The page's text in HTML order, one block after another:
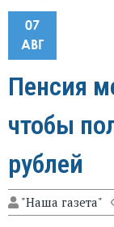
07
АВГ
Пенсия
чтобы
рублей
"Наша газета"